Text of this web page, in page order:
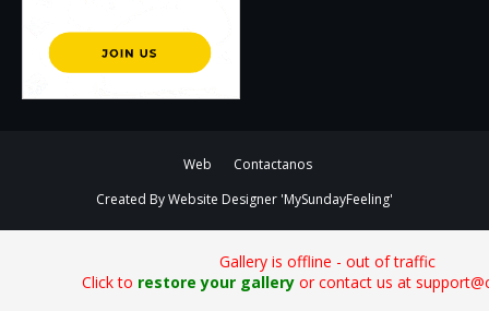
Web
Contactanos
Created ByWebsite Designer 'MySundayFeeling'
Gallery is offline - out of traffic
Click to restore your galleryor contact us at